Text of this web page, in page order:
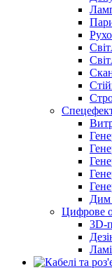
Дим
Цифрове
3D-